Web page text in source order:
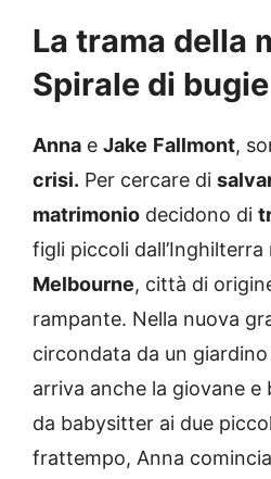
La trama della
Spirale di bugie
Anna e Jake Fallmont,
crisi. Per cercare di
matrimonio decidono di
figli piccoli dall’Inghilterra
Melbourne, città di
rampante. Nella nuova
circondata da un
arriva anche la giovane e
da babysitter ai due
frattempo, Anna